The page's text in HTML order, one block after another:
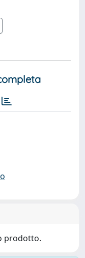
prodotto.